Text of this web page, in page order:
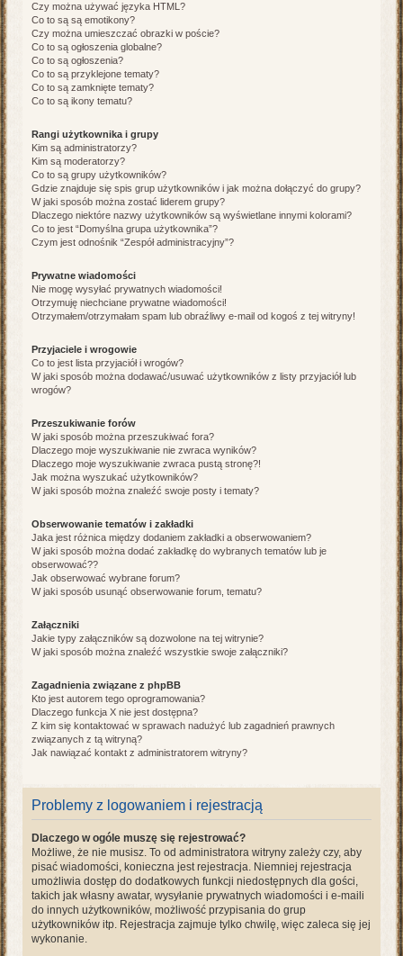
Czy można używać języka HTML?
Co to są są emotikony?
Czy można umieszczać obrazki w poście?
Co to są ogłoszenia globalne?
Co to są ogłoszenia?
Co to są przyklejone tematy?
Co to są zamknięte tematy?
Co to są ikony tematu?
Rangi użytkownika i grupy
Kim są administratorzy?
Kim są moderatorzy?
Co to są grupy użytkowników?
Gdzie znajduje się spis grup użytkowników i jak można dołączyć do grupy?
W jaki sposób można zostać liderem grupy?
Dlaczego niektóre nazwy użytkowników są wyświetlane innymi kolorami?
Co to jest “Domyślna grupa użytkownika”?
Czym jest odnośnik “Zespół administracyjny”?
Prywatne wiadomości
Nie mogę wysyłać prywatnych wiadomości!
Otrzymuję niechciane prywatne wiadomości!
Otrzymałem/otrzymałam spam lub obraźliwy e-mail od kogoś z tej witryny!
Przyjaciele i wrogowie
Co to jest lista przyjaciół i wrogów?
W jaki sposób można dodawać/usuwać użytkowników z listy przyjaciół lub
wrogów?
Przeszukiwanie forów
W jaki sposób można przeszukiwać fora?
Dlaczego moje wyszukiwanie nie zwraca wyników?
Dlaczego moje wyszukiwanie zwraca pustą stronę?!
Jak można wyszukać użytkowników?
W jaki sposób można znaleźć swoje posty i tematy?
Obserwowanie tematów i zakładki
Jaka jest różnica między dodaniem zakładki a obserwowaniem?
W jaki sposób można dodać zakładkę do wybranych tematów lub je
obserwować??
Jak obserwować wybrane forum?
W jaki sposób usunąć obserwowanie forum, tematu?
Załączniki
Jakie typy załączników są dozwolone na tej witrynie?
W jaki sposób można znaleźć wszystkie swoje załączniki?
Zagadnienia związane z phpBB
Kto jest autorem tego oprogramowania?
Dlaczego funkcja X nie jest dostępna?
Z kim się kontaktować w sprawach nadużyć lub zagadnień prawnych
związanych z tą witryną?
Jak nawiązać kontakt z administratorem witryny?
Problemy z logowaniem i rejestracją
Dlaczego w ogóle muszę się rejestrować?
Możliwe, że nie musisz. To od administratora witryny zależy czy, aby
pisać wiadomości, konieczna jest rejestracja. Niemniej rejestracja
umożliwia dostęp do dodatkowych funkcji niedostępnych dla gości,
takich jak własny awatar, wysyłanie prywatnych wiadomości i e-maili
do innych użytkowników, możliwość przypisania do grup
użytkowników itp. Rejestracja zajmuje tylko chwilę, więc zaleca się jej
wykonanie.